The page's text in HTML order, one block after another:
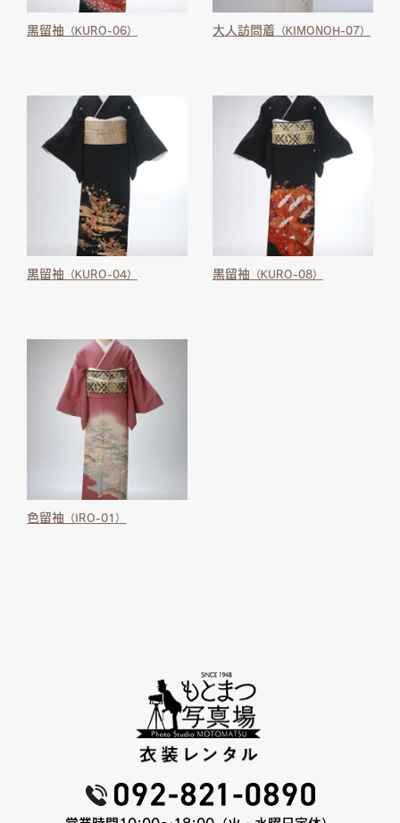
黒留袖 （KURO-06） 大人訪問着 （KIMONOH-07）
黒留袖 （KURO-04） 黒留袖 （KURO-08）
色留袖 （IRO-01）